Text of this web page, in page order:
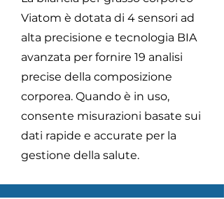
Viatom è dotata di 4 sensori ad
alta precisione e tecnologia BIA
avanzata per fornire 19 analisi
precise della composizione
corporea. Quando è in uso,
consente misurazioni basate sui
dati rapide e accurate per la
gestione della salute.